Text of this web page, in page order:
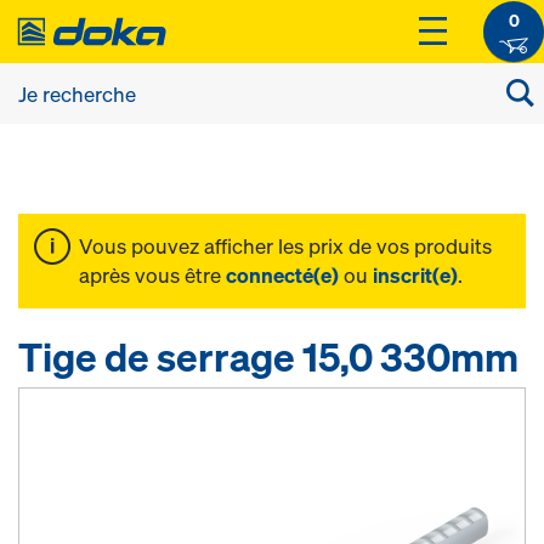
0
Vous pouvez afficher les prix de vos produits
après vous êtreconnecté(e)ou inscrit(e).
Tige de serrage 15,0 330mm